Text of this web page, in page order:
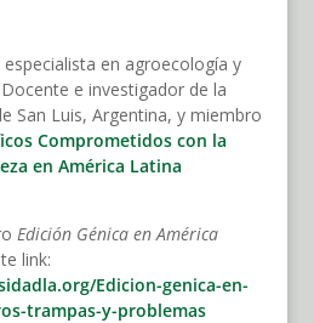
en agroecología y
e investigador de la
San Luis, Argentina, y miembro
Comprometidos con la
en América Latina
Edición Génica en América
link:
Edicion-genica-en-
trampas-y-problemas